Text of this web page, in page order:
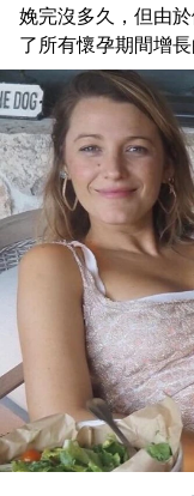
娩完沒多久，但由
了所有懷孕期間增